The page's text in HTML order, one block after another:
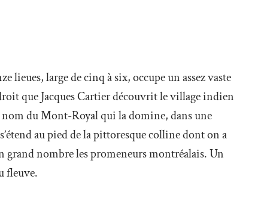
lieues, large de cinq à six, occupe un assez vaste
que Jacques Cartier découvrit le village indien
nom du Mont-Royal qui la domine, dans une
au pied de la pittoresque colline dont on a
grand nombre les promeneurs montréalais. Un
fleuve.